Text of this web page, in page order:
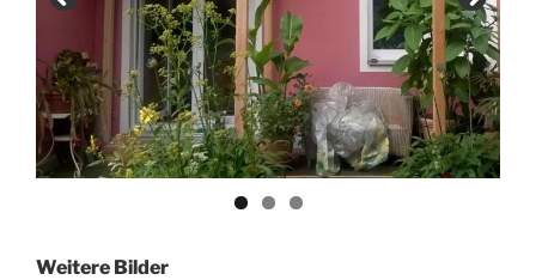
Weitere Bilder